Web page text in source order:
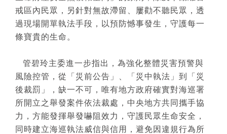
戒區內民眾，另針對無故滯留、屢勸不聽民眾，透
過現場開單執法手段，以預防憾事發生，守護每一
條寶貴的生命。
管碧玲主委進一步指出，為強化整體災害預警與
風險控管，從「災前公告」、「災中執法」到「災
後裁罰」，缺一不可，唯有地方政府確實對海巡署
所開立之舉發案件依法裁處，中央地方共同攜手協
力，方能發揮舉發嚇阻效力，守護民眾生命安全，
同時建立海巡執法威信與信用，避免因違規行為所